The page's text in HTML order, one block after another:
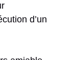
d’un